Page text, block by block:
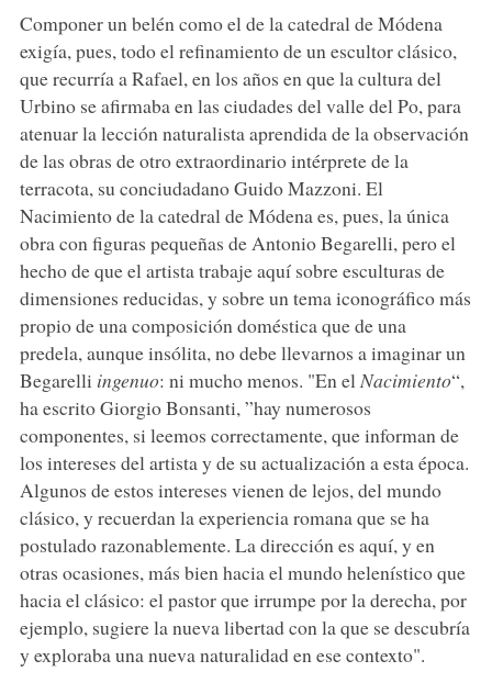
Componer un belén como el de la catedral de Módena
exigía, pues, todo el refinamiento de un escultor clásico,
que recurría a Rafael, en los años en que la cultura del
Urbino se afirmaba en las ciudades del valle del Po, para
atenuar la lección naturalista aprendida de la observación
de las obras de otro extraordinario intérprete de la
terracota, su conciudadano Guido Mazzoni. El
Nacimiento de la catedral de Módena es, pues, la única
obra con figuras pequeñas de Antonio Begarelli, pero el
hecho de que el artista trabaje aquí sobre esculturas de
dimensiones reducidas, y sobre un tema iconográfico más
propio de una composición doméstica que de una
predela, aunque insólita, no debe llevarnos a imaginar un
Begarelli ingenuo: ni mucho menos. "En el Nacimiento“,
ha escrito Giorgio Bonsanti, ”hay numerosos
componentes, si leemos correctamente, que informan de
los intereses del artista y de su actualización a esta época.
Algunos de estos intereses vienen de lejos, del mundo
clásico, y recuerdan la experiencia romana que se ha
postulado razonablemente. La dirección es aquí, y en
otras ocasiones, más bien hacia el mundo helenístico que
hacia el clásico: el pastor que irrumpe por la derecha, por
ejemplo, sugiere la nueva libertad con la que se descubría
y exploraba una nueva naturalidad en ese contexto".